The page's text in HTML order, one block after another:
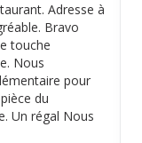
Adresse à
Bravo
touche
Nous
pour
du
Un régal Nous